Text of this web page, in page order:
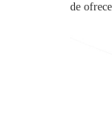
de